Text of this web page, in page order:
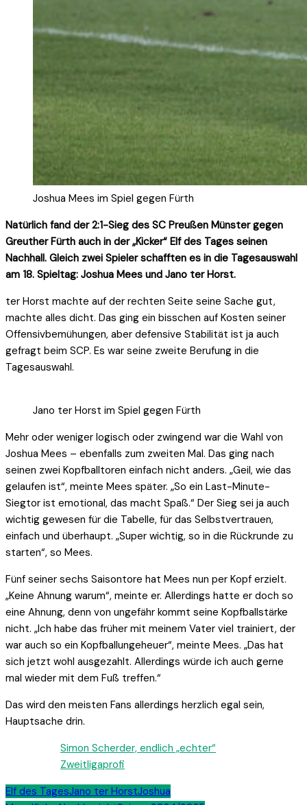
Joshua Mees im Spiel gegen Fürth
Natürlich fand der 2:1-Sieg des SC Preußen Münster gegen
Greuther Fürth auch in der „Kicker“ Elf des Tages seinen
Nachhall. Gleich zwei Spieler schafften es in die Tagesauswahl
am 18. Spieltag: Joshua Mees und Jano ter Horst.
ter Horst machte auf der rechten Seite seine Sache gut,
machte alles dicht. Das ging ein bisschen auf Kosten seiner
Offensivbemühungen, aber defensive Stabilität ist ja auch
gefragt beim SCP. Es war seine zweite Berufung in die
Tagesauswahl.
Jano ter Horst im Spiel gegen Fürth
Mehr oder weniger logisch oder zwingend war die Wahl von
Joshua Mees – ebenfalls zum zweiten Mal. Das ging nach
seinen zwei Kopfballtoren einfach nicht anders. „Geil, wie das
gelaufen ist“, meinte Mees später. „So ein Last-Minute-
Siegtor ist emotional, das macht Spaß.“ Der Sieg sei ja auch
wichtig gewesen für die Tabelle, für das Selbstvertrauen,
einfach und überhaupt. „Super wichtig, so in die Rückrunde zu
starten“, so Mees.
Fünf seiner sechs Saisontore hat Mees nun per Kopf erzielt.
„Keine Ahnung warum“, meinte er. Allerdings hatte er doch so
eine Ahnung, denn von ungefähr kommt seine Kopfballstärke
nicht. „Ich habe das früher mit meinem Vater viel trainiert, der
war auch so ein Kopfballungeheuer“, meinte Mees. „Das hat
sich jetzt wohl ausgezahlt. Allerdings würde ich auch gerne
mal wieder mit dem Fuß treffen.“
Das wird den meisten Fans allerdings herzlich egal sein,
Hauptsache drin.
Simon Scherder, endlich „echter“
Zweitligaprofi
Elf des TagesJano ter HorstJoshua